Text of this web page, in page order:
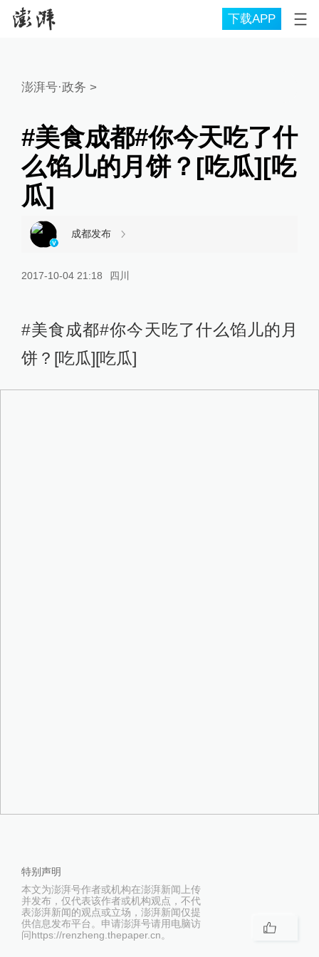
下载APP
澎湃号·政务 >
#美食成都#你今天吃了什
么馅儿的月饼？[吃瓜][吃
瓜]
成都发布
2017-10-04 21:18 四川
#美食成都#你今天吃了什么馅儿的月
饼？[吃瓜][吃瓜]
特别声明
本文为澎湃号作者或机构在澎湃新闻上传
并发布，仅代表该作者或机构观点，不代
表澎湃新闻的观点或立场，澎湃新闻仅提
供信息发布平台。申请澎湃号请用电脑访
问https://renzheng.thepaper.cn。